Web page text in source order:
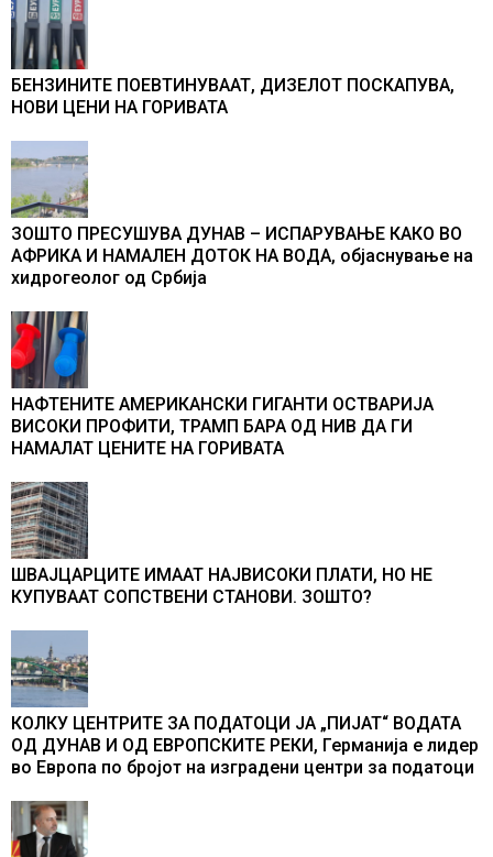
БЕНЗИНИТЕ ПОЕВТИНУВААТ, ДИЗЕЛОТ ПОСКАПУВА,
НОВИ ЦЕНИ НА ГОРИВАТА
ЗОШТО ПРЕСУШУВА ДУНАВ – ИСПАРУВАЊЕ КАКО ВО
АФРИКА И НАМАЛЕН ДОТОК НА ВОДА, објаснување на
хидрогеолог од Србија
НАФТЕНИТЕ АМЕРИКАНСКИ ГИГАНТИ ОСТВАРИЈА
ВИСОКИ ПРОФИТИ, ТРАМП БАРА ОД НИВ ДА ГИ
НАМАЛАТ ЦЕНИТЕ НА ГОРИВАТА
ШВАЈЦАРЦИТЕ ИМААТ НАЈВИСОКИ ПЛАТИ, НО НЕ
КУПУВААТ СОПСТВЕНИ СТАНОВИ. ЗОШТО?
КОЛКУ ЦЕНТРИТЕ ЗА ПОДАТОЦИ ЈА „ПИЈАТ“ ВОДАТА
ОД ДУНАВ И ОД ЕВРОПСКИТЕ РЕКИ, Германија е лидер
во Европа по бројот на изградени центри за податоци